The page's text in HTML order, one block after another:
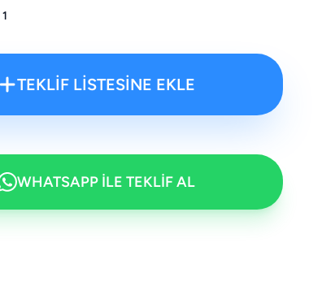
TEKLİF LİSTESİNE EKLE
WHATSAPP İLE TEKLİF AL